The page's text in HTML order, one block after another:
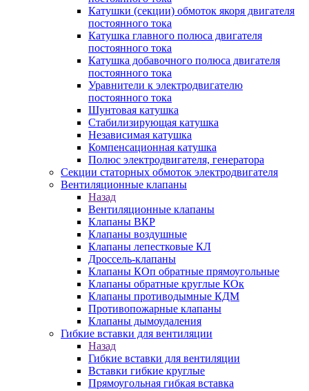
Катушки (секции) обмоток якоря двигателя
постоянного тока
Катушка главного полюса двигателя
постоянного тока
Катушка добавочного полюса двигателя
постоянного тока
Уравнители к электродвигателю
постоянного тока
Шунтовая катушка
Стабилизирующая катушка
Независимая катушка
Компенсационная катушка
Полюс электродвигателя, генератора
Секции статорных обмоток электродвигателя
Вентиляционные клапаны
Назад
Вентиляционные клапаны
Клапаны ВКР
Клапаны воздушные
Клапаны лепестковые КЛ
Дроссель-клапаны
Клапаны КОп обратные прямоугольные
Клапаны обратные круглые КОк
Клапаны противодымные КДМ
Противопожарные клапаны
Клапаны дымоудаления
Гибкие вставки для вентиляции
Назад
Гибкие вставки для вентиляции
Вставки гибкие круглые
Прямоугольная гибкая вставка